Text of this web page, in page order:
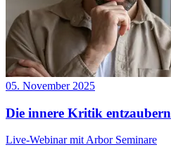
05. November 2025
Die innere Kritik entzaubern
Live-Webinar mit Arbor Seminare